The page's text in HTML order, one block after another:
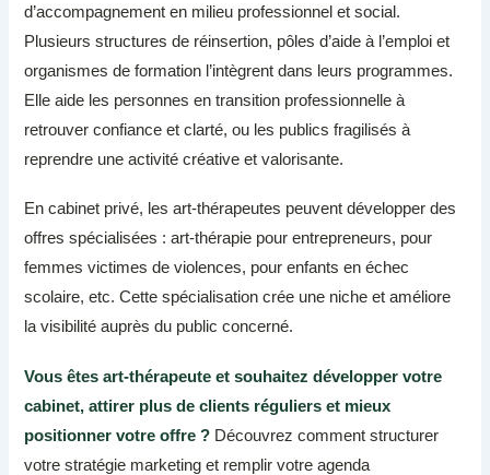
d’accompagnement en milieu professionnel et social.
Plusieurs structures de réinsertion, pôles d’aide à l’emploi et
organismes de formation l’intègrent dans leurs programmes.
Elle aide les personnes en transition professionnelle à
retrouver confiance et clarté, ou les publics fragilisés à
reprendre une activité créative et valorisante.
En cabinet privé, les art-thérapeutes peuvent développer des
offres spécialisées : art-thérapie pour entrepreneurs, pour
femmes victimes de violences, pour enfants en échec
scolaire, etc. Cette spécialisation crée une niche et améliore
la visibilité auprès du public concerné.
Vous êtes art-thérapeute et souhaitez développer votre
cabinet, attirer plus de clients réguliers et mieux
positionner votre offre ? Découvrez comment structurer
votre stratégie marketing et remplir votre agenda